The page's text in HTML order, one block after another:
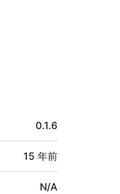
0.1.6
15 年前
N/A